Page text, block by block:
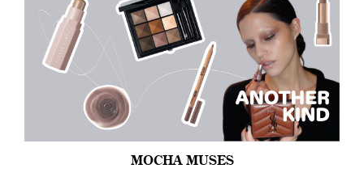
MOCHA MUSES